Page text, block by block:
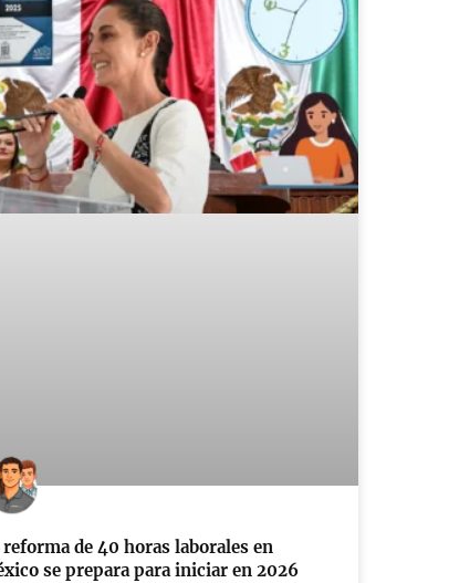
reforma de 40 horas laborales en
se prepara para iniciar en 2026